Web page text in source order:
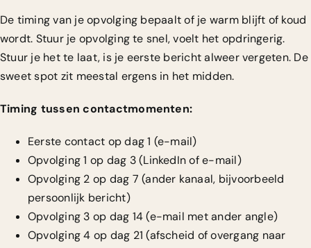
De timing van je opvolging bepaalt of je warm blijft of koud
wordt. Stuur je opvolging te snel, voelt het opdringerig.
Stuur je het te laat, is je eerste bericht alweer vergeten. De
sweet spot zit meestal ergens in het midden.
Timing tussen contactmomenten:
Eerste contact op dag 1 (e-mail)
Opvolging 1 op dag 3 (LinkedIn of e-mail)
Opvolging 2 op dag 7 (ander kanaal, bijvoorbeeld
persoonlijk bericht)
Opvolging 3 op dag 14 (e-mail met ander angle)
Opvolging 4 op dag 21 (afscheid of overgang naar